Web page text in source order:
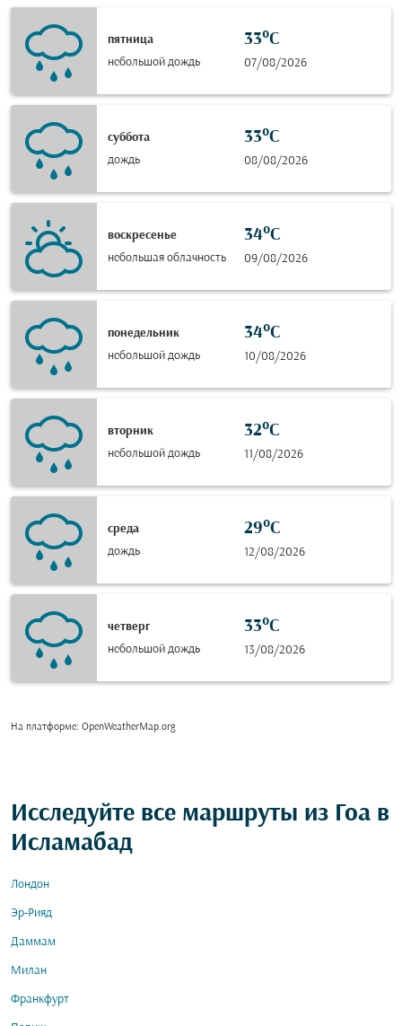
пятница
небольшой дождь
33°C
07/08/2026
суббота
дождь
33°C
08/08/2026
воскресенье
небольшая облачность
34°C
09/08/2026
понедельник
небольшой дождь
34°C
10/08/2026
вторник
небольшой дождь
32°C
11/08/2026
среда
дождь
29°C
12/08/2026
четверг
небольшой дождь
33°C
13/08/2026
На платформе: OpenWeatherMap.org
Исследуйте все маршруты из Гоа в
Исламабад
Лондон
Эр-Рияд
Даммам
Милан
Франкфурт